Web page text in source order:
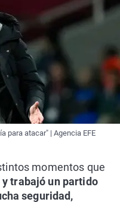
para atacar" | Agencia EFE
momentos que
trabajó un partido
seguridad,